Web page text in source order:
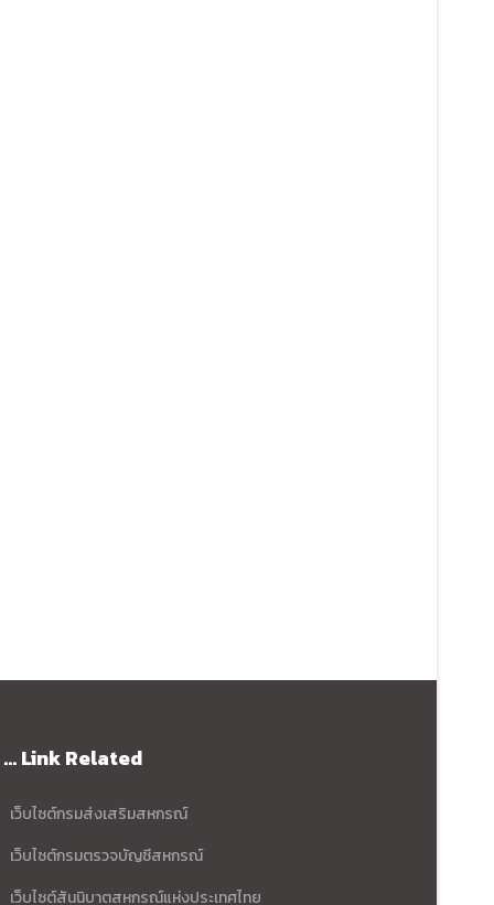
... Link Related
เว็บไซต์กรมส่งเสริมสหกรณ์
เว็บไซต์กรมตรวจบัญชีสหกรณ์
เว็บไซต์สันนิบาตสหกรณ์แห่งประเทศไทย